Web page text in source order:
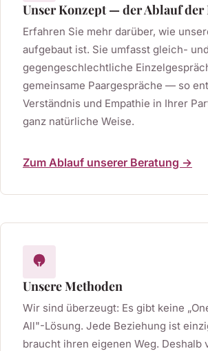
Unser Konzept — der Ablauf der
Erfahren Sie mehr darüber, wie
aufgebaut ist. Sie umfasst gleich- und
gegengeschlechtliche
gemeinsame Paargespräche — so
Verständnis und Empathie in Ihrer
ganz natürliche Weise.
Zum Ablauf unserer Beratung →
Unsere Methoden
Wir sind überzeugt: Es gibt keine
All"-Lösung. Jede Beziehung ist
braucht ihren eigenen Weg. Deshalb